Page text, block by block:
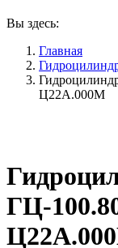
Вы здесь:
Главная
Ц22А.000М
ГЦ-